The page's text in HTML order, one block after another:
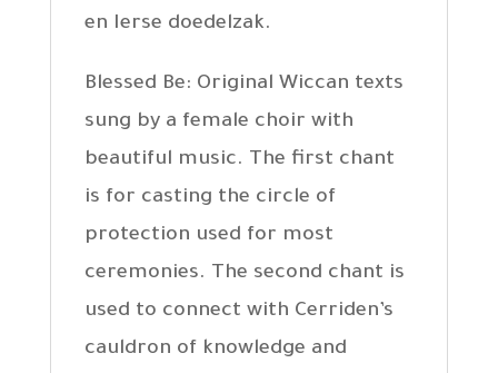
en Ierse doedelzak.
Blessed Be: Original Wiccan texts
sung by a female choir with
beautiful music. The first chant
is for casting the circle of
protection used for most
ceremonies. The second chant is
used to connect with Cerriden’s
cauldron of knowledge and